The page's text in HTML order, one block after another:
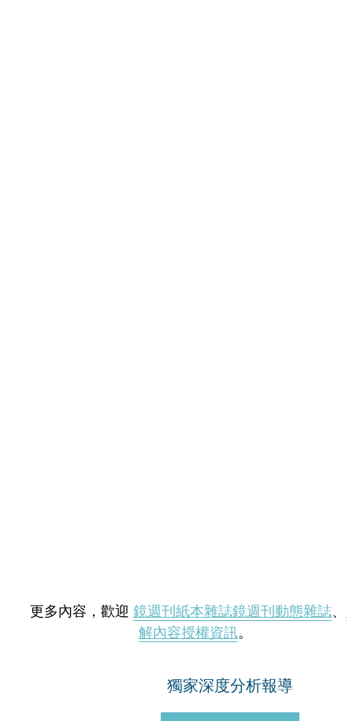
更多內容，歡迎 鏡週刊紙本雜誌鏡週刊動態雜誌、
解內容授權資訊。
獨家深度分析報導